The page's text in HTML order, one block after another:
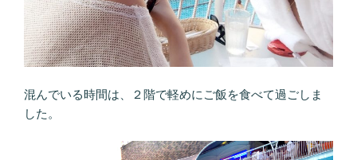
混んでいる時間は、２階で軽めにご飯を食べて過ごしま
した。